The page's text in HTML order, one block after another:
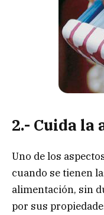
2.- Cuida
Uno de los
cuando se tienen
alimentación, sin
por sus